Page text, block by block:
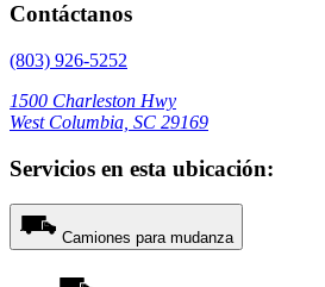
Contáctanos
(803) 926-5252
1500 Charleston Hwy
West Columbia, SC 29169
Servicios en esta ubicación:
Camiones para mudanza